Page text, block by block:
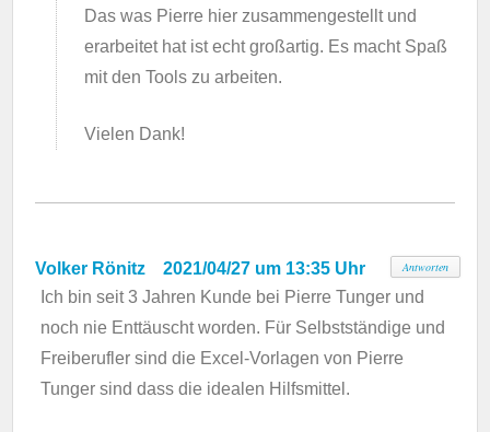
Das was Pierre hier zusammengestellt und
erarbeitet hat ist echt großartig. Es macht Spaß
mit den Tools zu arbeiten.
Vielen Dank!
Volker Rönitz
2021/04/27 um 13:35 Uhr
Ich bin seit 3 Jahren Kunde bei Pierre Tunger und
noch nie Enttäuscht worden. Für Selbstständige und
Freiberufler sind die Excel-Vorlagen von Pierre
Tunger sind dass die idealen Hilfsmittel.
Antworten